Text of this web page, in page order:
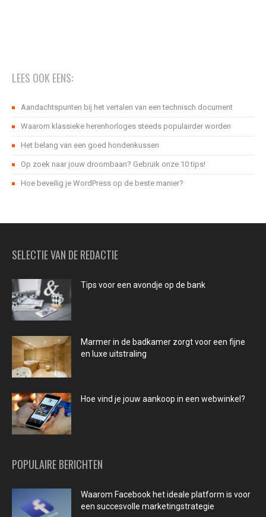
LEES OOK EENS:
Aandachtspunten bij het vertalen van een technisch document
Waarom klassieke herenhorloges steeds populairder worden
Het belang van een goed hondenkussen
Op zoek naar jouw droombaan? Gebruik onze 10 tips!
Hoe beveilig je WordPress op de beste manier?
SELECTIE VAN DE REDACTIE
Tips voor een avondje op de bank
Marmer in de badkamer zorgt voor een fijne
en luxe uitstraling
Hoe vind je jouw aankoop in een webwinkel?
POPULAIRE BERICHTEN
Waarom Facebook het ideale platform is voor
een succesvolle marketingstrategie